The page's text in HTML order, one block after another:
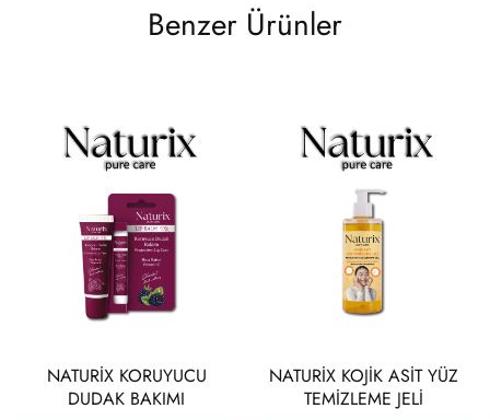
Benzer Ürünler
NATURİX KORUYUCU
DUDAK BAKIMI
NATURİX KOJİK ASİT YÜZ
TEMİZLEME JELİ